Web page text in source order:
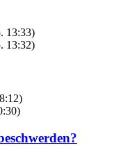
13:33)
13:32)